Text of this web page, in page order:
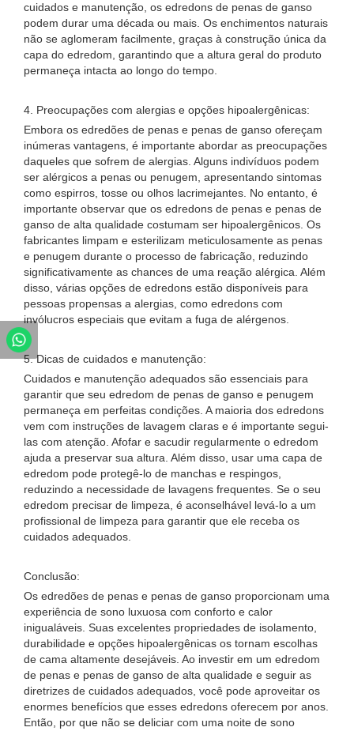
cuidados e manutenção, os edredons de penas de ganso
podem durar uma década ou mais. Os enchimentos naturais
não se aglomeram facilmente, graças à construção única da
capa do edredom, garantindo que a altura geral do produto
permaneça intacta ao longo do tempo.
4. Preocupações com alergias e opções hipoalergênicas:
Embora os edredões de penas e penas de ganso ofereçam
inúmeras vantagens, é importante abordar as preocupações
daqueles que sofrem de alergias. Alguns indivíduos podem
ser alérgicos a penas ou penugem, apresentando sintomas
como espirros, tosse ou olhos lacrimejantes. No entanto, é
importante observar que os edredons de penas e penas de
ganso de alta qualidade costumam ser hipoalergênicos. Os
fabricantes limpam e esterilizam meticulosamente as penas
e penugem durante o processo de fabricação, reduzindo
significativamente as chances de uma reação alérgica. Além
disso, várias opções de edredons estão disponíveis para
pessoas propensas a alergias, como edredons com
invólucros especiais que evitam a fuga de alérgenos.
5. Dicas de cuidados e manutenção:
Cuidados e manutenção adequados são essenciais para
garantir que seu edredom de penas de ganso e penugem
permaneça em perfeitas condições. A maioria dos edredons
vem com instruções de lavagem claras e é importante segui-
las com atenção. Afofar e sacudir regularmente o edredom
ajuda a preservar sua altura. Além disso, usar uma capa de
edredom pode protegê-lo de manchas e respingos,
reduzindo a necessidade de lavagens frequentes. Se o seu
edredom precisar de limpeza, é aconselhável levá-lo a um
profissional de limpeza para garantir que ele receba os
cuidados adequados.
Conclusão:
Os edredões de penas e penas de ganso proporcionam uma
experiência de sono luxuosa com conforto e calor
inigualáveis. Suas excelentes propriedades de isolamento,
durabilidade e opções hipoalergênicas os tornam escolhas
de cama altamente desejáveis. Ao investir em um edredom
de penas e penas de ganso de alta qualidade e seguir as
diretrizes de cuidados adequados, você pode aproveitar os
enormes benefícios que esses edredons oferecem por anos.
Então, por que não se deliciar com uma noite de sono